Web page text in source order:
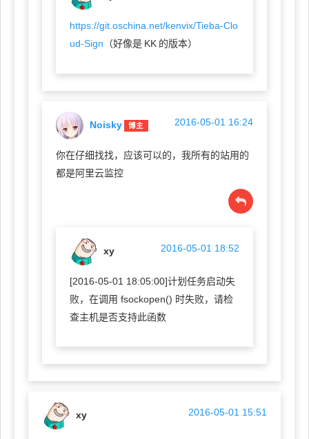
https://git.oschina.net/kenvix/Tieba-Clo
ud-Sign （好像是 KK 的版本）
Noisky 博主 2016-05-01 16:24
你在仔细找找，应该可以的，我所有的站用的
都是阿里云监控
xy 2016-05-01 18:52
[2016-05-01 18:05:00]计划任务启动失
败，在调用 fsockopen() 时失败，请检
查主机是否支持此函数
xy 2016-05-01 15:51